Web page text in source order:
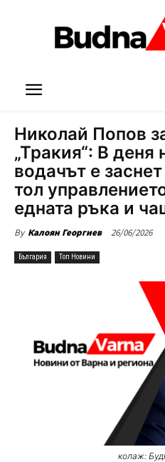
Николай Попов
„Тракия“: В деня
водачът е
тол
едната ръка и
By Калоян Георгиев 26/06/2026
България Топ Новини
колаж: